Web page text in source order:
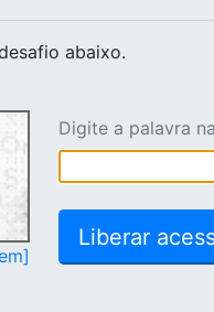
abaixo.
Digite a palavra